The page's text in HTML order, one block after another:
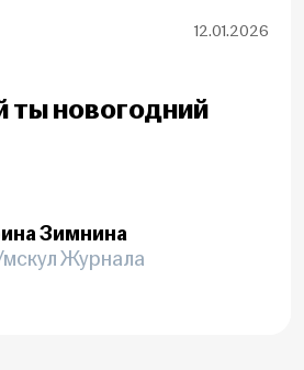
12.01.2026
ты новогодний
Зимнина
Журнала